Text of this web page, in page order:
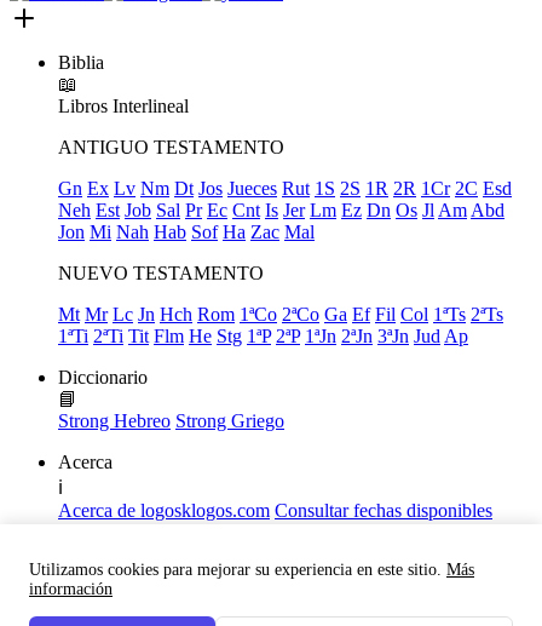
Utilizamos cookies para mejorar su experiencia en este sitio. Más
información
Biblia
📖
Libros Interlineal
ANTIGUO TESTAMENTO
Gn Ex Lv Nm Dt Jos Jueces Rut 1S 2S 1R 2R 1Cr 2C Esd
Neh Est Job Sal Pr Ec Cnt Is Jer Lm Ez Dn Os Jl Am Abd
Jon Mi Nah Hab Sof Ha Zac Mal
NUEVO TESTAMENTO
Mt Mr Lc Jn Hch Rom 1ªCo 2ªCo Ga Ef Fil Col 1ªTs 2ªTs
1ªTi 2ªTi Tit Flm He Stg 1ªP 2ªP 1ªJn 2ªJn 3ªJn Jud Ap
Diccionario
📘
Strong Hebreo Strong Griego
Acerca
ℹ️
Acerca de logosklogos.com Consultar fechas disponibles
Links útiles